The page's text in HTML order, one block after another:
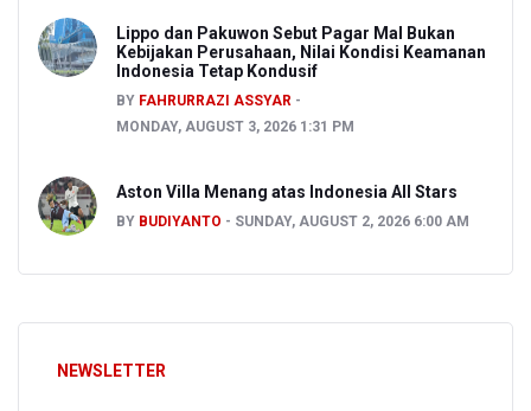
Lippo dan Pakuwon Sebut Pagar Mal Bukan
Kebijakan Perusahaan, Nilai Kondisi Keamanan
Indonesia Tetap Kondusif
BY FAHRURRAZI ASSYAR
MONDAY, AUGUST 3, 2026 1:31 PM
Aston Villa Menang atas Indonesia All Stars
BY BUDIYANTO SUNDAY, AUGUST 2, 2026 6:00 AM
NEWSLETTER